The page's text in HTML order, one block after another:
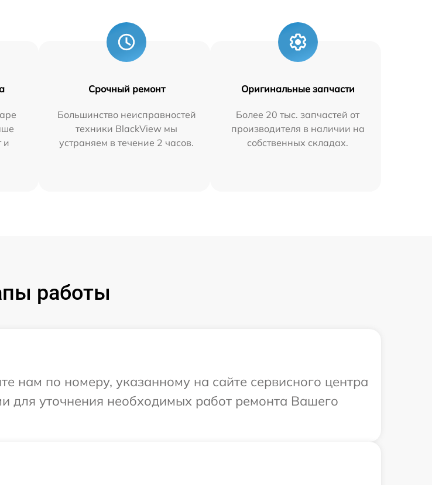
и
Срочный ремонт
Большинство неисправностей
техники BlackView мы
устраняем в течение 2 часов.
Оригинальные запчасти
Более 20 тыс. запчастей от
производителя в наличии на
собственных складах.
работы
нам по номеру, указанному на сайте сервисного центра
для уточнения необходимых работ ремонта Вашего